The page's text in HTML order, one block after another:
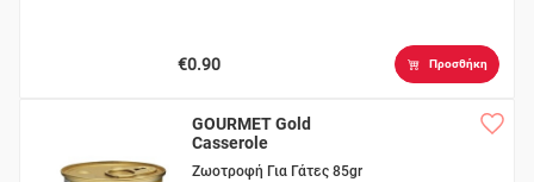
€0.90 Προσθήκη
GOURMET Gold
Casserole
Βοδινό&Κοτόπ.
Ζωοτροφή Για Γάτες 85gr